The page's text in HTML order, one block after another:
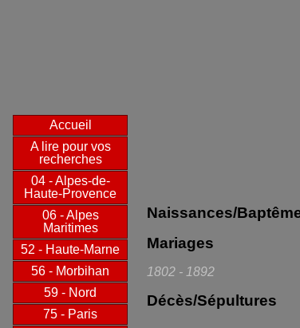
Naissances/
Mariages
1802 - 1892
Décès/Sépultures
Accueil
A lire pour vos
recherches
04 - Alpes-de-
Haute-Provence
06 - Alpes
Maritimes
52 - Haute-Marne
56 - Morbihan
59 - Nord
75 - Paris